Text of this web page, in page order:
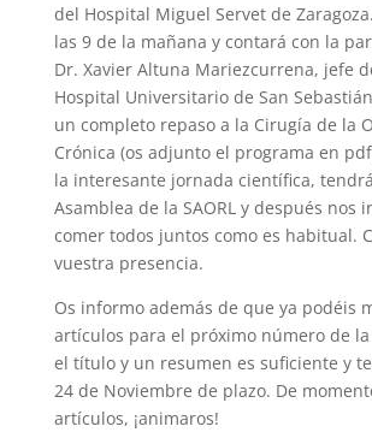
del Hospital Miguel Servet de
las 9 de la mañana y contará con la
Dr. Xavier Altuna Mariezcurrena, jefe
Hospital Universitario de San
un completo repaso a la Cirugía de la
Crónica (os adjunto el programa en
la interesante jornada científica,
Asamblea de la SAORL y después nos
comer todos juntos como es habitual.
vuestra presencia.
Os informo además de que ya podéis
artículos para el próximo número de
el título y un resumen es suficiente y
24 de Noviembre de plazo. De
artículos, ¡animaros!